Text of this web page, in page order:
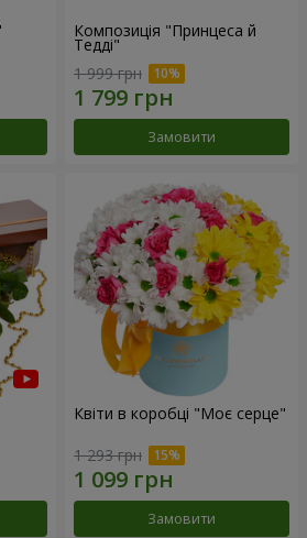
Композиція "Принцеса й
Тедді"
1 999 грн
Замовити
Квіти в коробці "Моє серце"
1 293 грн
Замовити